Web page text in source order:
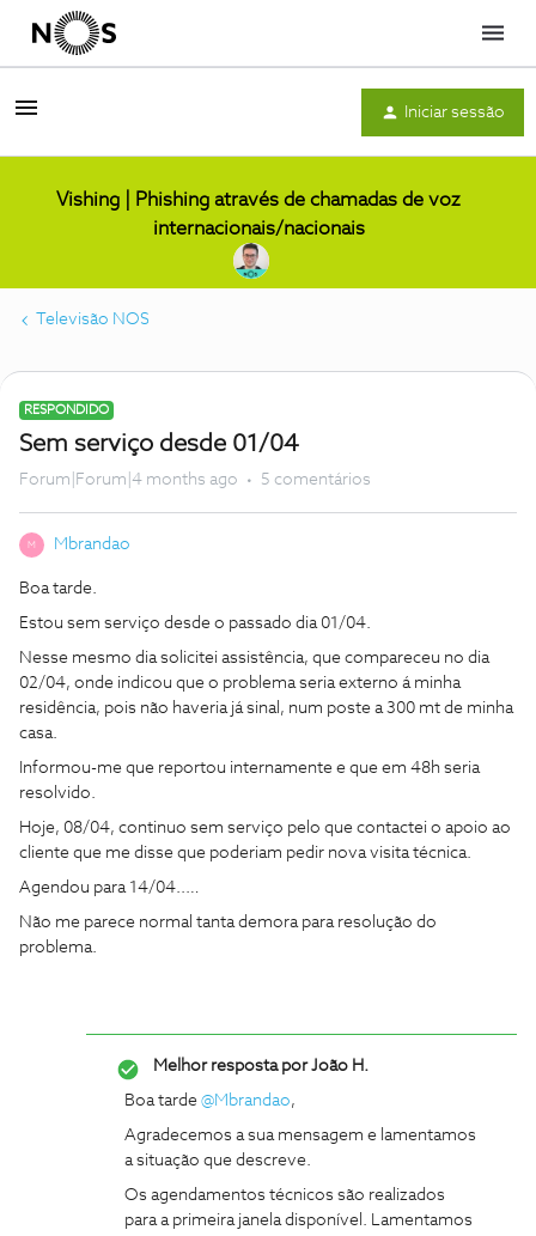
Menu
Iniciar sessão
Vishing | Phishing através de chamadas de voz
internacionais/nacionais
Televisão NOS
RESPONDIDO
Sem serviço desde 01/04
Forum|Forum|4 months ago 5 comentários
M Mbrandao
Boa tarde.
Estou sem serviço desde o passado dia 01/04.
Nesse mesmo dia solicitei assistência, que compareceu no dia
02/04, onde indicou que o problema seria externo á minha
residência, pois não haveria já sinal, num poste a 300 mt de minha
casa.
Informou-me que reportou internamente e que em 48h seria
resolvido.
Hoje, 08/04, continuo sem serviço pelo que contactei o apoio ao
cliente que me disse que poderiam pedir nova visita técnica.
Agendou para 14/04..…
Não me parece normal tanta demora para resolução do
problema.
Melhor resposta porJoão H.
Boa tarde ​ @Mbrandao,
Agradecemos a sua mensagem e lamentamos
a situação que descreve.
Os agendamentos técnicos são realizados
para a primeira janela disponível. Lamentamos